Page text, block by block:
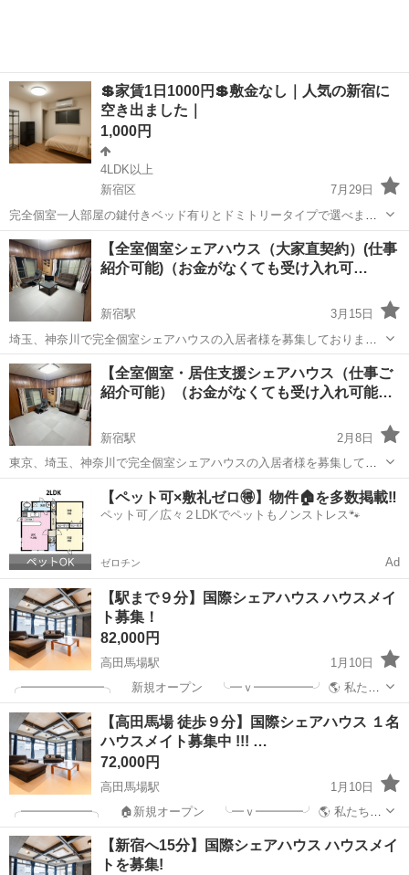
💲家賃1日1000円💲敷金なし｜人気の新宿に
空き出ました｜
1,000円
4LDK以上
新宿区
7月29日
完全個室一人部屋の鍵付きベッド有りとドミトリータイプで選べま
す。 鍵の入らない暗証式のデジタルロックを採用していて安心。 一部
カップル様やご夫婦様専用の2名入居ができる部屋も有り 全てのルー
ムで窓・エア...
東京 新宿区 シェアハウス 無料
【全室個室シェアハウス（大家直契約）(仕事
紹介可能)（お金がなくても受け入れ可…
新宿駅
3月15日
埼玉、神奈川で完全個室シェアハウスの入居者様を募集しておりま
す。 男性専用、女性専用の物件を用意してあります。 提携の法人様に
お繋ぎし、最短ご入居の翌日から働くけるお仕事の紹介も行っており
ます。 (イベント...
東京 新宿区 新宿駅 シェアハウス
【全室個室・居住支援シェアハウス（仕事ご
紹介可能）（お金がなくても受け入れ可能…
新宿駅
2月8日
東京、埼玉、神奈川で完全個室シェアハウスの入居者様を募集してお
ります。 男性専用、女性専用の物件を用意してあります。 ※空き部屋
は随時変動がございます。現在空きがあるのは、埼玉県春日部市もし
くは神奈川県三浦市...
新宿駅 シェアハウス 個室
【ペット可×敷礼ゼロ🉐】物件🏠を多数掲載‼️
ペット可／広々２LDKでペットもノンストレス🐾
ゼロチン Ad
【駅まで９分】国際シェアハウス ハウスメイ
ト募集！
82,000円
高田馬場駅
1月10日
╭━━━━━━━╮ 新規オープン ╰━ｖ━━━━━╯ 🌎 私たち
のミッション ！ カモンアップ国際シェアハウスはあなたの 【新しい
挑戦】と【成長】を生活を通して応援します！
╭━━━━━━━━━━━━...
東京 新宿区 高田馬場駅 シェアハウス
【高田馬場 徒歩９分】国際シェアハウス １名
ハウスメイト募集中 !!! …
72,000円
高田馬場駅
1月10日
╭━━━━━━╮ 🏠新規オープン ╰━ｖ━━━━╯ 🌎 私たちの
ミッション! カモンアップ国際シェアハウスはあなたの 【新し
い挑戦】と【成長】を生活を通して応援します！! ご質問は、 「公式
L...
東京 新宿区 高田馬場駅 シェアハウス 徒歩
【新宿へ15分】国際シェアハウス ハウスメイ
トを募集!